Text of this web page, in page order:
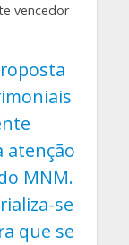
vencedor
atenção
MNM.
se
que se